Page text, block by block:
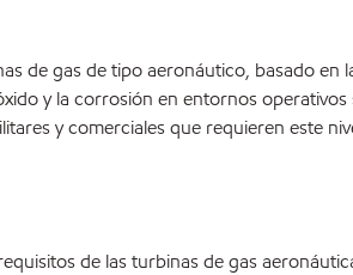
de gas de tipo aeronáutico, basado
y la corrosión en entornos
y comerciales que requieren este
de las turbinas de gas